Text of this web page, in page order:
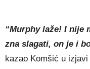
“Murphy laže! I nije
zna slagati, on je i
kazao Komšić u izjavi